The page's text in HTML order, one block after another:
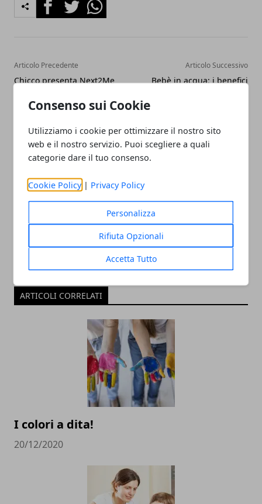
Consenso sui Cookie
Utilizziamo i cookie per ottimizzare il nostro sito
web e il nostro servizio. Puoi scegliere a quali
categorie dare il tuo consenso.
Cookie Policy | Privacy Policy
Personalizza
Rifiuta Opzionali
Accetta Tutto
Articolo Precedente
Chicco presenta Next2Me
Articolo Successivo
Bebè in acqua: i benefici
Redazione
ARTICOLI CORRELATI
I colori a dita!
20/12/2020